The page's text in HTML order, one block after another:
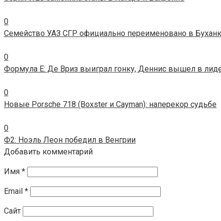
0
Семейство УАЗ СГР официально переименовано в
0
Формула E: Де Вриз выиграл гонку, Деннис вышел в
0
Новые Porsche 718 (Boxster и Cayman): наперекор судьбе
0
Ф2: Ноэль Леон победил в Венгрии
Добавить комментарий
Имя *
Email *
Сайт